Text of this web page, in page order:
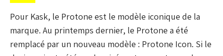
Pour Kask, le Protone est le modèle iconique de la
marque. Au printemps dernier, le Protone a été
remplacé par un nouveau modèle : Protone Icon. Si le